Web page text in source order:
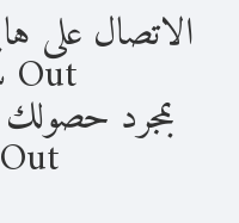
Out سهل للغاية.
Out، يمكنك: